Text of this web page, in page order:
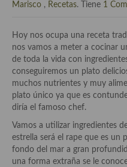
Especias, hierbas,
Historia de la gastronomía,
historias culinarias y otras
Origen y evolución de la
Protocolo y buenas maneras.
Ocio – restaurantes, bares,
Marisco , Recetas. Tiene 1
Hoy nos ocupa una receta
nos vamos a meter a cocinar
de toda la vida con
conseguiremos un plato
muchos nutrientes y muy
plato único ya que es
diría el famoso chef.
Vamos a utilizar ingredientes
estrella será el rape que es un
fondo del mar a gran
una forma extraña se le